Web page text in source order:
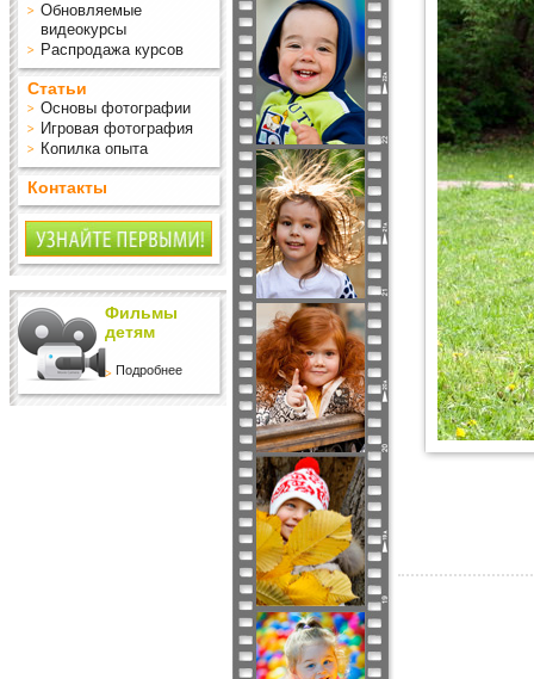
Обновляемые
видеокурсы
Распродажа курсов
Статьи
Основы фотографии
Игровая фотография
Копилка опыта
Контакты
Фильмы
детям
Подробнее